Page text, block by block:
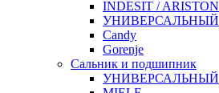
INDESIT /
УНИВЕРСАЛЬНЫЙ
Candy
Gorenje
Сальник и подшипник
УНИВЕРСАЛЬНЫЙ